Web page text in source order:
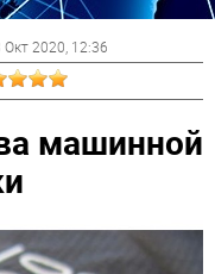
Окт 2020 , 12:36
машинной